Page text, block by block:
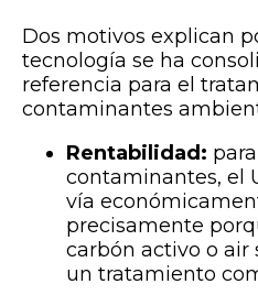
Dos motivos explican
tecnología se ha
referencia para el
contaminantes
Rentabilidad:
contaminantes, el
vía
precisamente
carbón activo o air
un tratamiento